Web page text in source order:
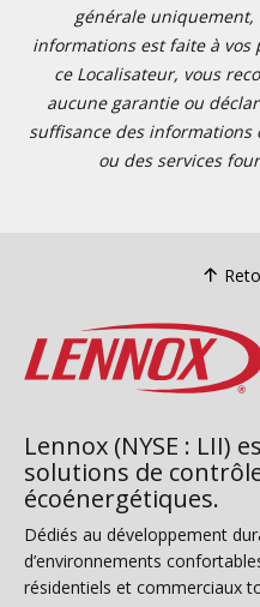
générale
informations est faite à vos
ce Localisateur, vous
aucune garantie ou
suffisance des informations
ou des services
Lennox (NYSE : LII)
solutions de
écoénergétiques.
Dédiés au développement
d’environnements
résidentiels et commerciaux